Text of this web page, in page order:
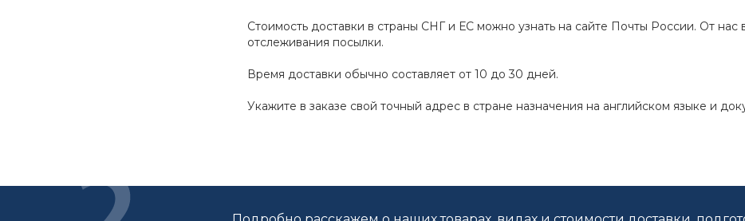
Стоимость доставки в страны СНГ и ЕС можно узнать на сайте Почты России. От
отслеживания посылки.
Время доставки обычно составляет от 10 до 30 дней.
Укажите в заказе свой точный адрес в стране назначения на английском языке и